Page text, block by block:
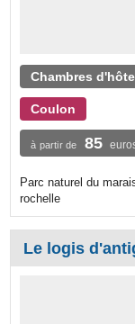
Chambres
Coulon
à partir de 85
Parc naturel du
rochelle
Le logis